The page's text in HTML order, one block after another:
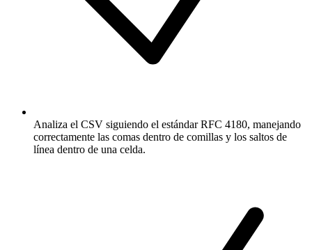
Analiza el CSV siguiendo el estándar RFC 4180, manejando
correctamente las comas dentro de comillas y los saltos de
línea dentro de una celda.